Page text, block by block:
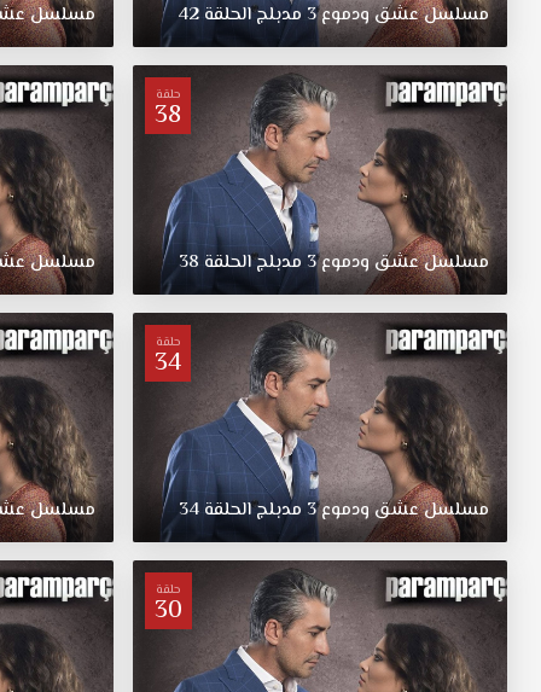
مسلسلعشقودموع3 مدبلجالحلقة42 مسلسل
حلقة
38
مسلسلعشقودموع3 مدبلجالحلقة 38 مسلسل
حلقة
34
مسلسلعشقودموع3 مدبلجالحلقة34 مسلسل
حلقة
30